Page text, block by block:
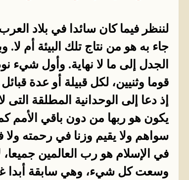
لننظر فيما كان سائدا في بلاد
جاء به هو من نتاج تلك البيئة أم
الجدل إلى ما لا نهاية. وأول شيء
قوما وثنيين، لكل قبيلة أو عدة
إذ دعا إلى الوحدانية المطلقة التى
يكون هو ربها من دون باقي الأمم
سواهم ولا يقيم وزنا في رحمته
في الإسلام هو رب العالمين
وسعت كل شيء، وهي سابقة أبدا